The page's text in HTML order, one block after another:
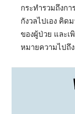
กระทำรวมถึงก
กังวลไปเอง คิด
ของผู้ป่วย และเ
หมายความไปถึ